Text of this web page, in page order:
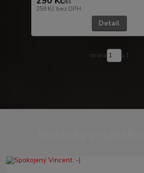
/ks
259 Kč bez DPH
Detail
strana z 1